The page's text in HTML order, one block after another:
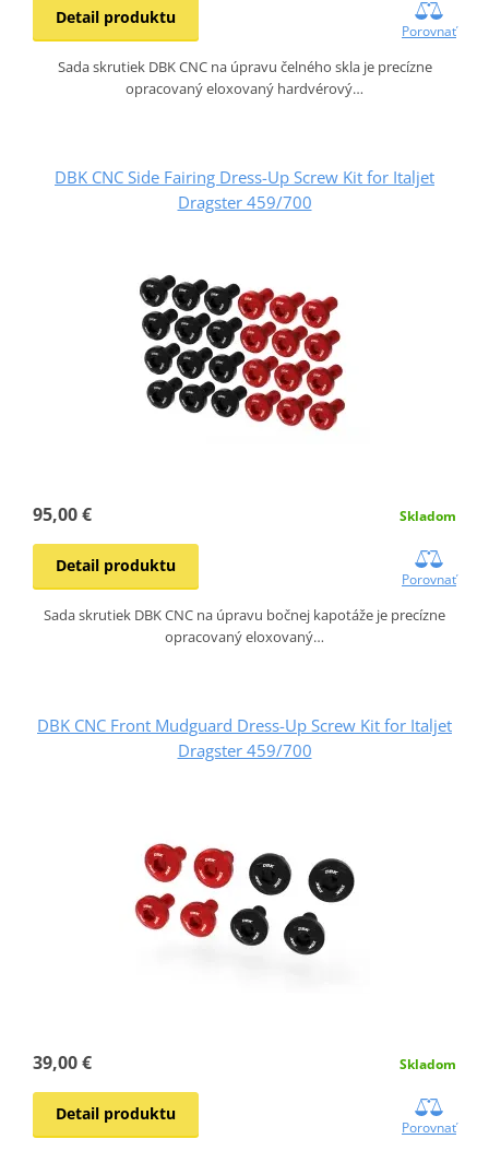
Detail produktu
Porovnať
Sada skrutiek DBK CNC na úpravu čelného skla je precízne
opracovaný eloxovaný hardvérový…
DBK CNC Side Fairing Dress-Up Screw Kit for Italjet
Dragster 459/700
95,00 € Skladom
Detail produktu
Porovnať
Sada skrutiek DBK CNC na úpravu bočnej kapotáže je precízne
opracovaný eloxovaný…
DBK CNC Front Mudguard Dress-Up Screw Kit for Italjet
Dragster 459/700
39,00 € Skladom
Detail produktu
Porovnať